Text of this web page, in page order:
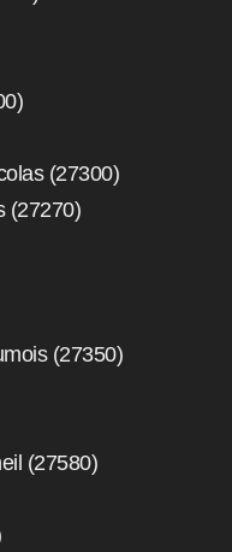
(27300)
(27270)
(27350)
(27580)